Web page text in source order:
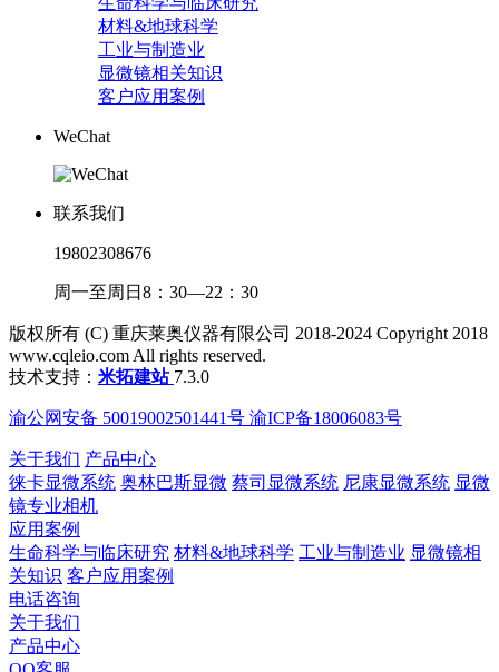
材料&地球科学
工业与制造业
显微镜相关知识
客户应用案例
WeChat
联系我们
19802308676
周一至周日8：30—22：30
版权所有 (C) 重庆莱奥仪器有限公司 2018-2024 Copyright 2018
www.cqleio.com All rights reserved.
技术支持： 米拓建站 7.3.0
渝公网安备 50019002501441号 渝ICP备18006083号
关于我们 产品中心
徕卡显微系统 奥林巴斯显微 蔡司显微系统 尼康显微系统 显微
镜专业相机
应用案例
生命科学与临床研究 材料&地球科学 工业与制造业 显微镜相
关知识 客户应用案例
电话咨询
关于我们
产品中心